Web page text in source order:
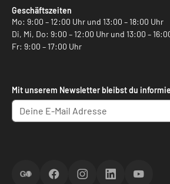
Geschäftszeiten
Mo: 9:00 – 12:00 Uhr und 13:00 – 18:00 Uhr
Di, Mi, Do: 9:00 – 12:00 Uhr und 13:00 –
Fr: 9:00 – 17:00 Uhr
Mit unserem Newsletter bleibst du
ScoreGOFacebookInstagramLinkedInYouTube